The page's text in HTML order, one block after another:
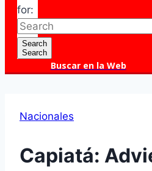
for:
Search
Search
Buscar en la Web
Nacionales
Capiatá: